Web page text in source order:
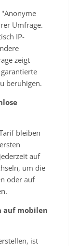
Umfrage.
IP-
zeigt
beruhigen.
bleiben
auf
um die
oder auf
auf mobilen
ist